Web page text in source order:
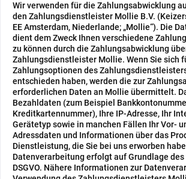
Wir verwenden für die Zahlungsabwicklung
den Zahlungsdienstleister Mollie B.V.
EE Amsterdam, Niederlande; „Mollie“). Die
dient dem Zweck Ihnen verschiedene
zu können durch die Zahlungsabwicklung
Zahlungsdienstleister Mollie. Wenn Sie sich
Zahlungsoptionen des
entschieden haben, werden die zur
erforderlichen Daten an Mollie übermittelt.
Bezahldaten (zum Beispiel
Kreditkartennummer), Ihre IP-Adresse, Ihr
Gerätetyp sowie in manchen Fällen Ihr Vor-
Adressdaten und Informationen über das
Dienstleistung, die Sie bei uns erworben
Datenverarbeitung erfolgt auf Grundlage des
DSGVO. Nähere Informationen zur